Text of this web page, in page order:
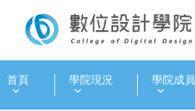
首頁 學院現況 學院成員